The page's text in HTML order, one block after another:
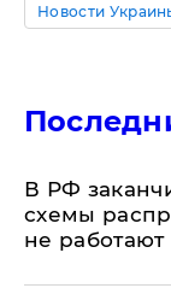
Новости
​В РФ
схемы
не работают